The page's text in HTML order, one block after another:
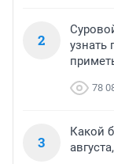
2
узнать
78
3
Какой